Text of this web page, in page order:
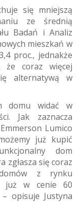
się mniejszą
ze średnią
Badań i Analiz
mieszkań w
proc., jednakże
że coraz więcej
alternatywą w
domu widać w
Jak zaznacza
Lumico
już kupić
dom
zgłasza się coraz
z rynku
już w cenie 60
opisuje Justyna